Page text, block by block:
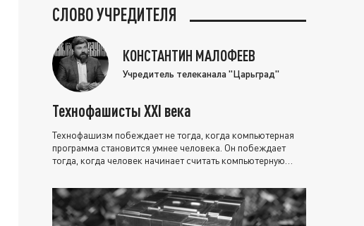
СЛОВО УЧРЕДИТЕЛЯ
КОНСТАНТИН МАЛОФЕЕВ
Учредитель телеканала "Царьград"
Технофашисты XXI века
Технофашизм побеждает не тогда, когда компьютерная
программа становится умнее человека. Он побеждает
тогда, когда человек начинает считать компьютерную